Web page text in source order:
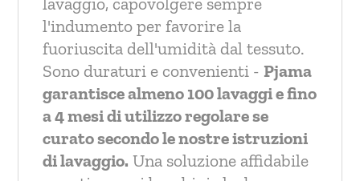
l'indumento per favorire la
fuoriuscita dell'umidità dal tessuto.
Sono duraturi e convenienti - Pjama
garantisce almeno 100 lavaggi e fino
a 4 mesi di utilizzo regolare se
curato secondo le nostre istruzioni
di lavaggio. Una soluzione affidabile